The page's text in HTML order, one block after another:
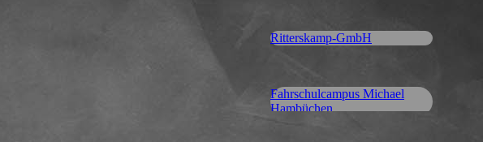
Ritterskamp-GmbH
Fahrschulcampus Michael
Hambüchen